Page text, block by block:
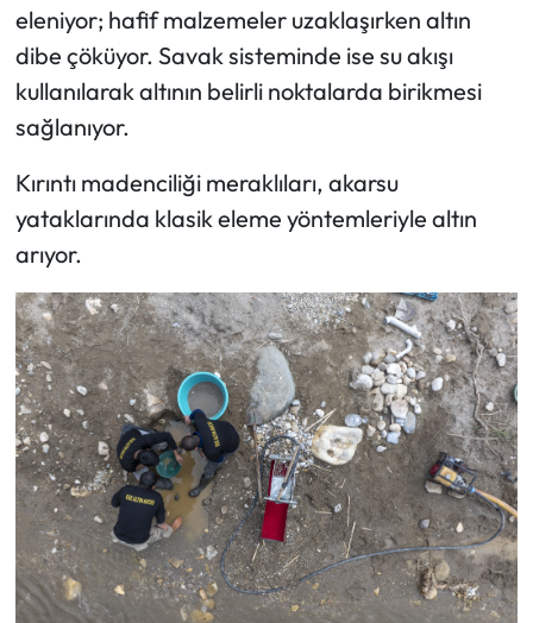
eleniyor; hafif malzemeler uzaklaşırken altın
dibe çöküyor. Savak sisteminde ise su akışı
kullanılarak altının belirli noktalarda birikmesi
sağlanıyor.
Kırıntı madenciliği meraklıları, akarsu
yataklarında klasik eleme yöntemleriyle altın
arıyor.